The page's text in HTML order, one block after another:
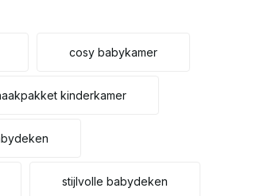
Uitverkocht
cosy babykamer
kinderkamer
stijlvolle babydeken